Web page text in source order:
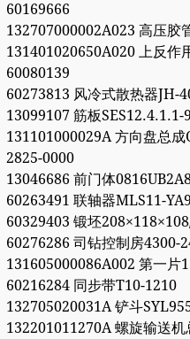
60169666
132707000002A023 高压胶
131401020650A020 上反作
60080139
60273813 风冷式散热器JH-
13099107 筋板SES12.4.1.1-9
131101000029A 方向盘总
2825-0000
13046686 前门体
60263491 联轴器MLS11-
60329403 锻坯
60276286 司钻控制房4300-
131605000086A002 第一片
60216284 同步带T10-1210
132705020031A 铲斗
132201011270A 螺旋输送